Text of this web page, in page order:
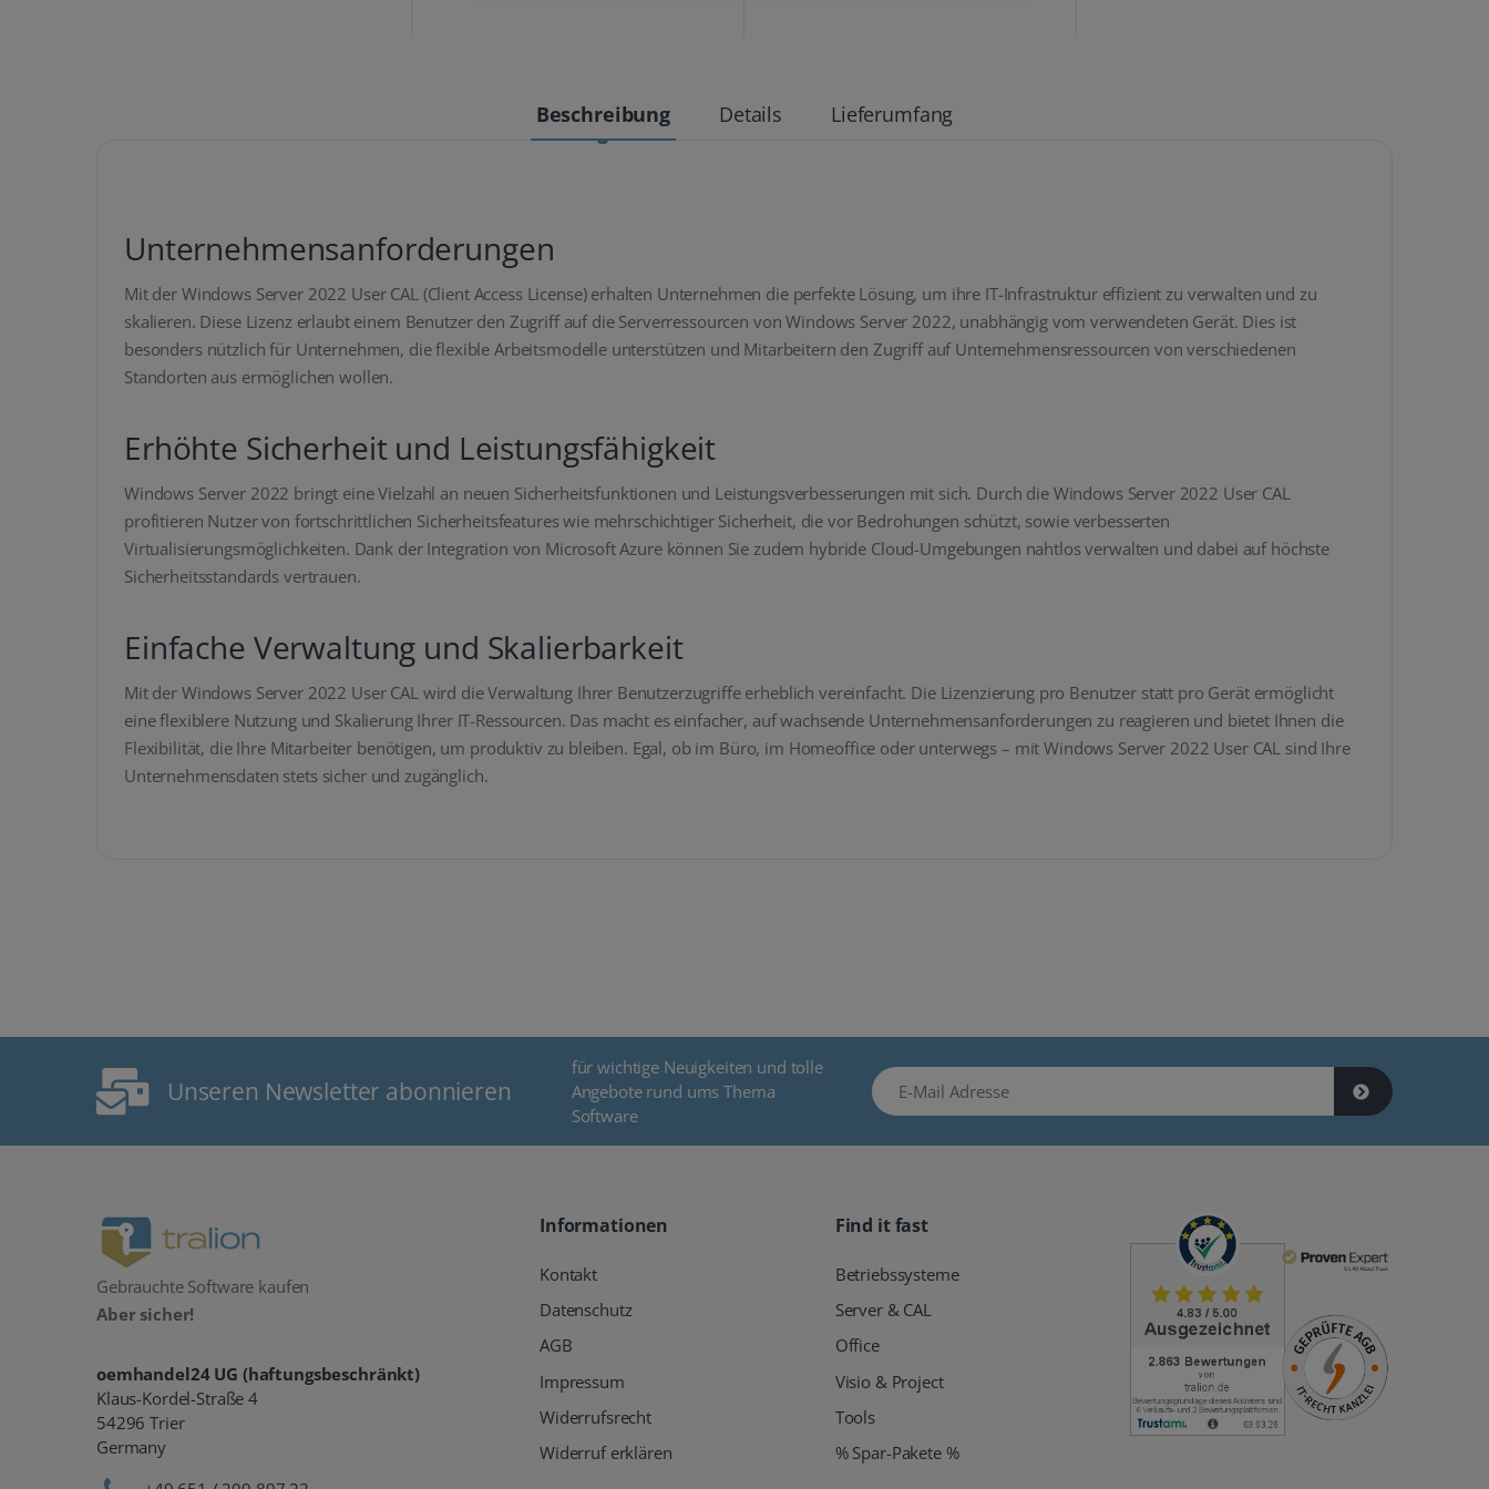
Beschreibung Details Lieferumfang
Unternehmensanforderungen
Mit der Windows Server 2022 User CAL (Client Access License) erhalten Unternehmen die perfekte Lösung, um ihre IT-Infrastruktur effizient zu verwalten und zu
skalieren. Diese Lizenz erlaubt einem Benutzer den Zugriff auf die Serverressourcen von Windows Server 2022, unabhängig vom verwendeten Gerät. Dies ist
besonders nützlich für Unternehmen, die flexible Arbeitsmodelle unterstützen und Mitarbeitern den Zugriff auf Unternehmensressourcen von verschiedenen
Standorten aus ermöglichen wollen.
Erhöhte Sicherheit und Leistungsfähigkeit
Windows Server 2022 bringt eine Vielzahl an neuen Sicherheitsfunktionen und Leistungsverbesserungen mit sich. Durch die Windows Server 2022 User CAL
profitieren Nutzer von fortschrittlichen Sicherheitsfeatures wie mehrschichtiger Sicherheit, die vor Bedrohungen schützt, sowie verbesserten
Virtualisierungsmöglichkeiten. Dank der Integration von Microsoft Azure können Sie zudem hybride Cloud-Umgebungen nahtlos verwalten und dabei auf höchste
Sicherheitsstandards vertrauen.
Einfache Verwaltung und Skalierbarkeit
Mit der Windows Server 2022 User CAL wird die Verwaltung Ihrer Benutzerzugriffe erheblich vereinfacht. Die Lizenzierung pro Benutzer statt pro Gerät ermöglicht
eine flexiblere Nutzung und Skalierung Ihrer IT-Ressourcen. Das macht es einfacher, auf wachsende Unternehmensanforderungen zu reagieren und bietet Ihnen die
Flexibilität, die Ihre Mitarbeiter benötigen, um produktiv zu bleiben. Egal, ob im Büro, im Homeoffice oder unterwegs – mit Windows Server 2022 User CAL sind Ihre
Unternehmensdaten stets sicher und zugänglich.
Unseren Newsletter abonnieren
für wichtige Neuigkeiten und tolle
Angebote rund ums Thema
Software
E-Mail Adresse
Gebrauchte Software kaufen
Aber sicher!
oemhandel24 UG (haftungsbeschränkt)
Klaus-Kordel-Straße 4
54296 Trier
Germany
Informationen
Kontakt
Datenschutz
AGB
Impressum
Widerrufsrecht
Widerruf erklären
Find it fast
Betriebssysteme
Server & CAL
Office
Visio & Project
Tools
% Spar-Pakete %